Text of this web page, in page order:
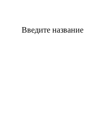
Введите название